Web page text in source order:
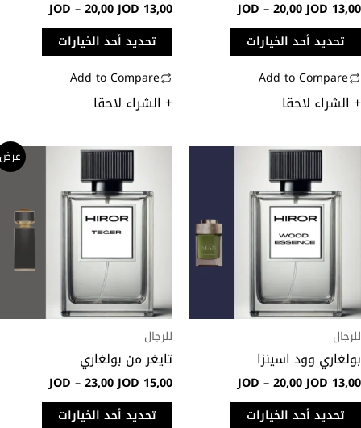
JOD–20,00JOD
تحديد أحد الخيارات
Add to Compare
الشراء لاحقا
13,00
JOD–20,00JOD
تحديد أحد الخيارات
Add to Compare
صفحة
المنتج
+ الشراء لاحقا
وود اسينزا
JOD–20,00JOD
نطاق
تحديد أحد الخيارات
عرض
للرجال
تايغر من بولغاري
15,00
JOD–23,00JOD
نطاق
السعر:
خلال
تحديد أحد الخيارات
المنتج.
يمكن
اختيار
الخيارات
على
صفحة
المنتج